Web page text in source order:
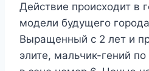
Действие происходит в
модели будущего
Выращенный с 2 лет и
элите, мальчик-гений